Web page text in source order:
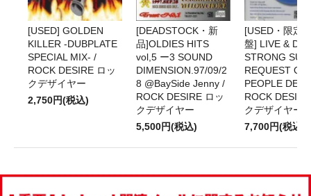
[USED] GOLDEN
KILLER -DUBPLATE
SPECIAL MIX- /
ROCK DESIRE ロッ
クデザイヤー
2,750円(税込)
[DEADSTOCK・新
品]OLDIES HITS
vol,5 ー3 SOUND
DIMENSION.97/09/2
8 @BaySide Jenny /
ROCK DESIRE ロッ
クデザイヤー
5,500円(税込)
[USED・限定
盤] LIVE &
STRONG
REQUEST OF
PEOPLE DEM
ROCK
クデザイヤー
7,700円(税込)